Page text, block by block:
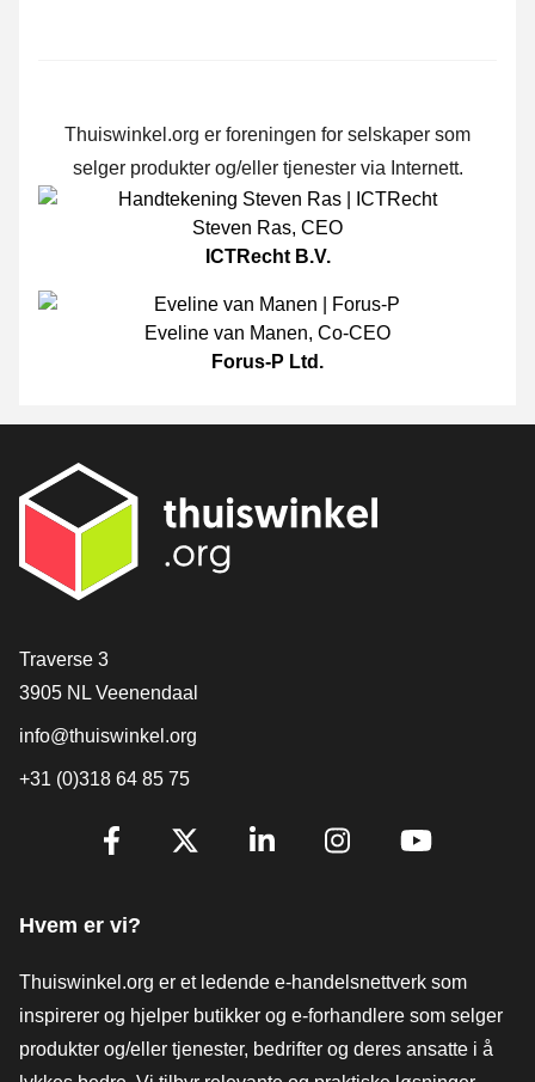
Thuiswinkel.org er foreningen for selskaper som
selger produkter og/eller tjenester via Internett.
Steven Ras, CEO
ICTRecht B.V.
Eveline van Manen, Co-CEO
Forus-P Ltd.
[_General:Contact]
Traverse 3
3905 NL Veenendaal
info@thuiswinkel.org
+31 (0)318 64 85 75
[_General:SocialMediaTitle]
Hvem er vi?
Thuiswinkel.org er et ledende e-handelsnettverk som
inspirerer og hjelper butikker og e-forhandlere som selger
produkter og/eller tjenester, bedrifter og deres ansatte i å